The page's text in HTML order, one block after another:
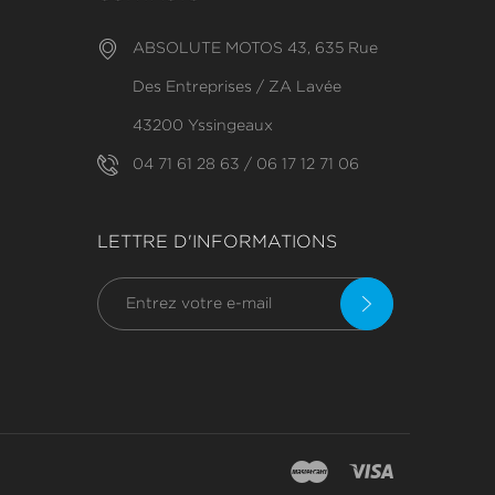
ABSOLUTE MOTOS 43, 635 Rue
Des Entreprises / ZA Lavée
43200 Yssingeaux
04 71 61 28 63 / 06 17 12 71 06
LETTRE D'INFORMATIONS